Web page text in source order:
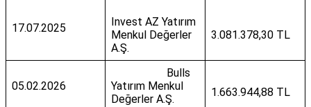
17.07.2025
Invest AZ Yatırım
Menkul Değerler
A.Ş.
3.081.378,30 TL
05.02.2026
Bulls
Yatırım Menkul
Değerler A.Ş.
1.663.944,88 TL